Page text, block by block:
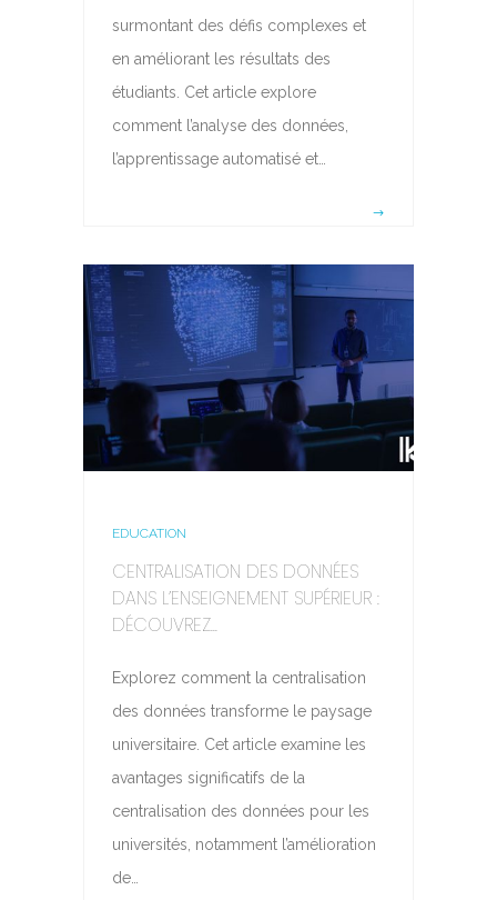
surmontant des défis complexes et
en améliorant les résultats des
étudiants. Cet article explore
comment l’analyse des données,
l’apprentissage automatisé et…
EDUCATION
CENTRALISATION DES DONNÉES
DANS L’ENSEIGNEMENT SUPÉRIEUR :
DÉCOUVREZ...
Explorez comment la centralisation
des données transforme le paysage
universitaire. Cet article examine les
avantages significatifs de la
centralisation des données pour les
universités, notamment l’amélioration
de…